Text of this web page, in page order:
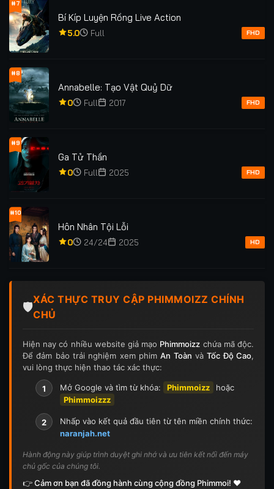
#7
Bí Kíp Luyện Rồng Live Action
5.0 Full FHD
#8
Annabelle: Tạo Vật Quỷ Dữ
0 Full 2017 FHD
#9
Ga Tử Thần
0 Full 2025 FHD
#10
Hôn Nhân Tội Lỗi
0 24/24 2025 HD
🛡️
XÁC THỰC TRUY CẬP PHIMMOIZZ CHÍNH
CHỦ
Hiện nay có nhiều website giả mạo Phimmoizz chứa mã độc.
Để đảm bảo trải nghiệm xem phimAn Toàn vàTốc Độ Cao,
vui lòng thực hiện thao tác xác thực:
1 Mở Google và tìm từ khóa: Phimmoizz
hoặc
Phimmoizzz
2
Nhấp vào kết quả đầu tiên từ tên miền chính thức:
naranjah.net
Hành động này giúp trình duyệt ghi nhớ và ưu tiên kết nối đến máy
chủ gốc của chúng tôi.
👉 Cảm ơn bạn đã đồng hành cùng cộng đồng Phimmoi! ❤️